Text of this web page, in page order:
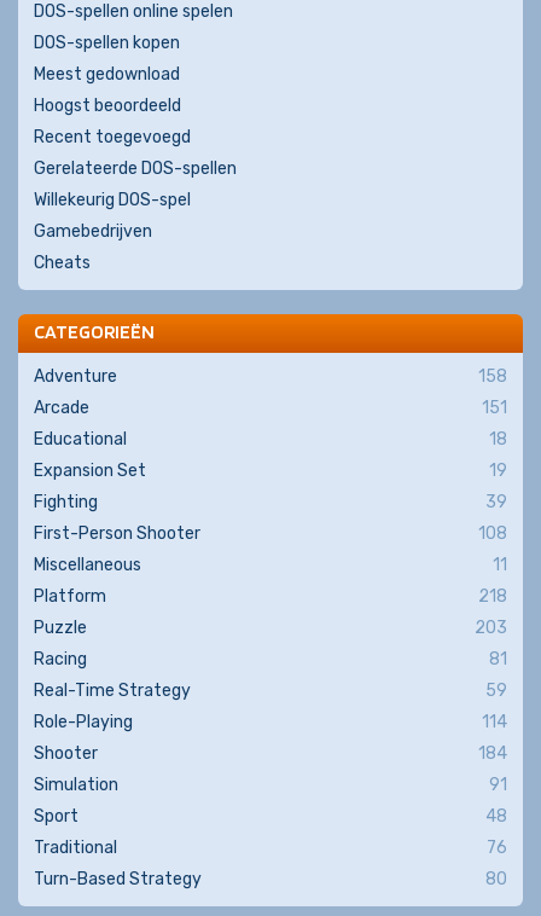
DOS-spellen online spelen
DOS-spellen kopen
Meest gedownload
Hoogst beoordeeld
Recent toegevoegd
Gerelateerde DOS-spellen
Willekeurig DOS-spel
Gamebedrijven
Cheats
CATEGORIEËN
Adventure
158
Arcade
151
Educational
18
Expansion Set
19
Fighting
39
First-Person Shooter
108
Miscellaneous
11
Platform
218
Puzzle
203
Racing
81
Real-Time Strategy
59
Role-Playing
114
Shooter
184
Simulation
91
Sport
48
Traditional
76
Turn-Based Strategy
80